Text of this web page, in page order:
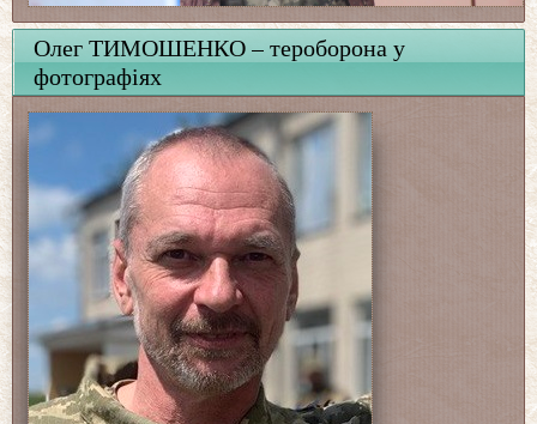
Олег ТИМОШЕНКО – тероборона у
фотографіях